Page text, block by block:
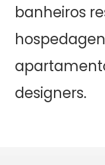
banheiros
designers.